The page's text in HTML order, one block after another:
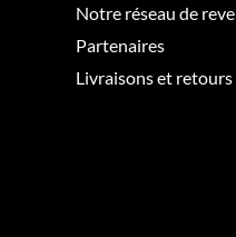
Notre réseau de
Partenaires
Livraisons et retours